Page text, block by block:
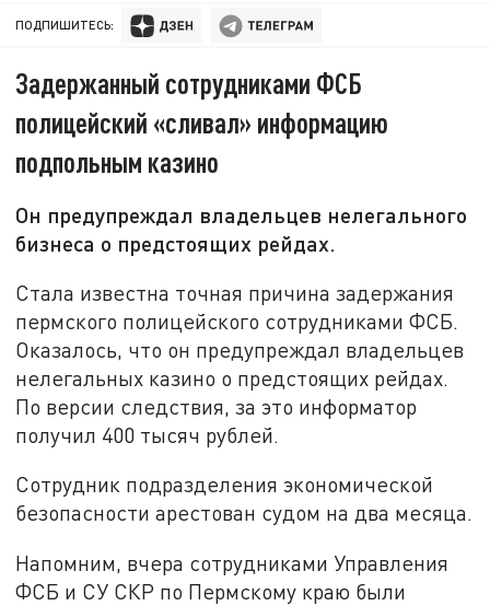
ПОДПИШИТЕСЬ:
Задержанный сотрудниками ФСБ
полицейский «сливал» информацию
подпольным казино
Он предупреждал владельцев нелегального
бизнеса о предстоящих рейдах.
Стала известна точная причина задержания
пермского полицейского сотрудниками ФСБ.
Оказалось, что он предупреждал владельцев
нелегальных казино о предстоящих рейдах.
По версии следствия, за это информатор
получил 400 тысяч рублей.
Сотрудник подразделения экономической
безопасности арестован судом на два месяца.
Напомним, вчера сотрудниками Управления
ФСБ и СУ СКР по Пермскому краю были